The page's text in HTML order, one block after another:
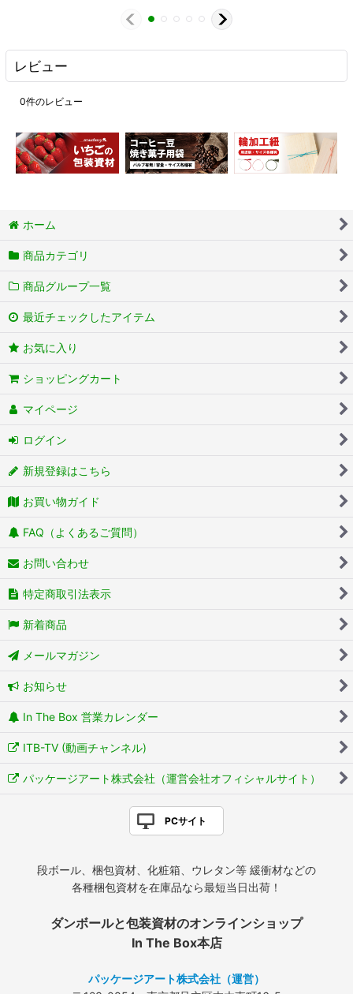
レビュー
0件のレビュー
ホーム
商品カテゴリ
商品グループ一覧
最近チェックしたアイテム
お気に入り
ショッピングカート
マイページ
ログイン
新規登録はこちら
お買い物ガイド
FAQ（よくあるご質問）
お問い合わせ
特定商取引法表示
新着商品
メールマガジン
お知らせ
In The Box 営業カレンダー
ITB-TV (動画チャンネル)
パッケージアート株式会社（運営会社オフィシャルサイト）
PCサイト
段ボール、梱包資材、化粧箱、ウレタン等 緩衝材などの
各種梱包資材を在庫品なら最短当日出荷！
ダンボールと包装資材のオンラインショップ
In The Box本店
パッケージアート株式会社（運営）